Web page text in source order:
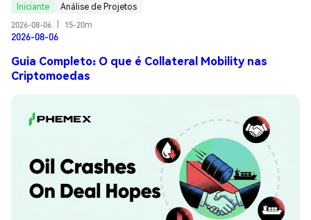
Iniciante
Análise de Projetos
2026-08-06
15-20m
2026-08-06
Guia Completo: O que é Collateral Mobility nas
Criptomoedas